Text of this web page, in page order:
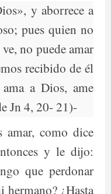
y aborrece a
pues quien no
no puede amar
recibido de él
a Dios, ame
Jn 4, 20- 21)-
amar, como dice
y le dijo:
que perdonar
hermano? ¿Hasta